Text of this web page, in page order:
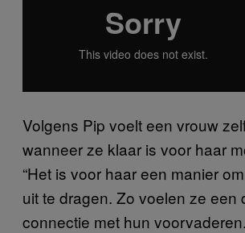
Volgens Pip voelt een vrouw
wanneer ze klaar is voor haar
“Het is voor haar een manier
uit te dragen. Zo voelen ze een
connectie met hun